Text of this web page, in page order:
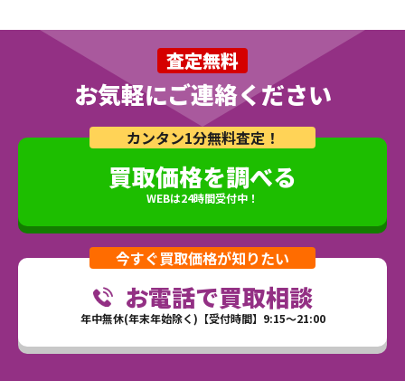
査定無料
お気軽にご連絡ください
カンタン1分無料査定！
買取価格を調べる
WEBは24時間受付中！
今すぐ買取価格が知りたい
お電話で買取相談
年中無休(年末年始除く)【受付時間】9:15～21:00